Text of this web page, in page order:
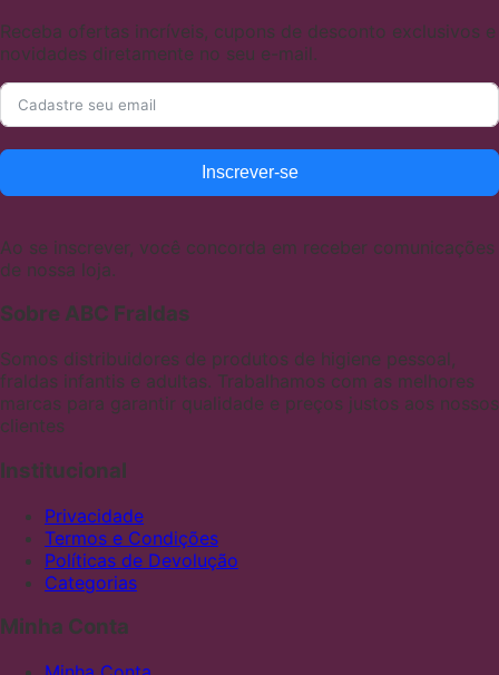
Receba ofertas incríveis, cupons de desconto exclusivos e
novidades diretamente no seu e-mail.
Inscrever-se
Ao se inscrever, você concorda em receber comunicações
de nossa loja.
Sobre ABC Fraldas
Somos distribuidores de produtos de higiene pessoal,
fraldas infantis e adultas. Trabalhamos com as melhores
marcas para garantir qualidade e preços justos aos nossos
clientes
Institucional
Privacidade
Termos e Condições
Políticas de Devolução
Categorias
Minha Conta